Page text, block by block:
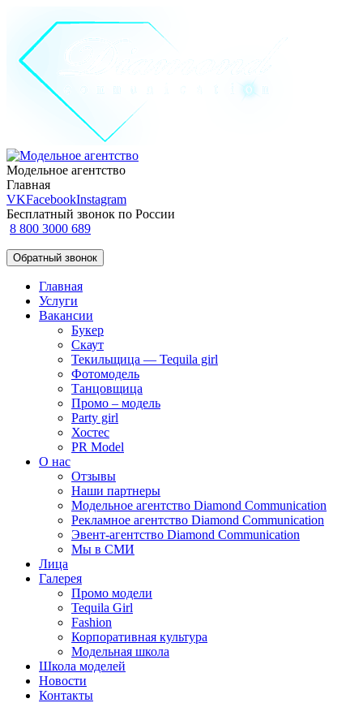
Модельное агентство
Главная
VKFacebookInstagram
Бесплатный звонок по России
8 800 3000 689
Обратный звонок
Главная
Услуги
Вакансии
Букер
Скаут
Текильщица — Tequila girl
Фотомодель
Танцовщица
Промо – модель
Party girl
Хостес
PR Model
О нас
Отзывы
Наши партнеры
Модельное агентство Diamond Communication
Рекламное агентство Diamond Communication
Эвент-агентство Diamond Communication
Мы в СМИ
Лица
Галерея
Промо модели
Tequila Girl
Fashion
Корпоративная культура
Модельная школа
Школа моделей
Новости
Контакты